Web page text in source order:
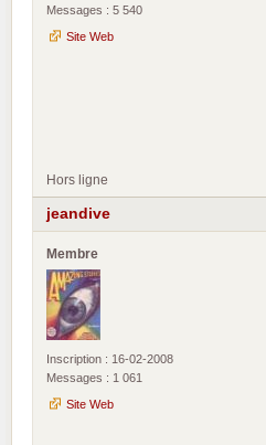
Messages : 5 540
Site Web
Hors ligne
jeandive
Membre
Inscription : 16-02-2008
Messages : 1 061
Site Web